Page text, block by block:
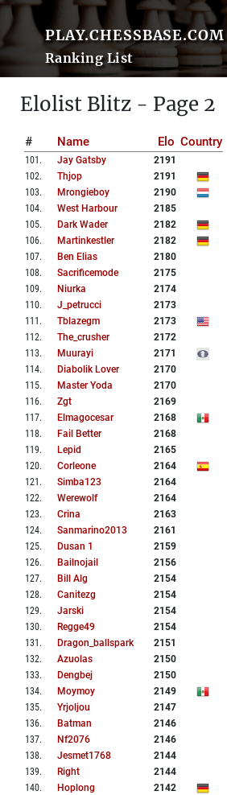
PLAY.CHESSBASE.COM
Ranking List
Elolist Blitz - Page 2
# Name Elo Country
101 . Jay Gatsby
2191
102. Thjop
2191
103. Mrongieboy
2190
104. West Harbour
2185
105. Dark Wader
2182
106. Martinkestler
2182
107. Ben Elias
2180
108. Sacrificemode
2175
109. Niurka
2174
110. J_petrucci
2173
111 . Tblazegm
2173
112. The_crusher
2172
113. Muurayi
2171
114. Diabolik Lover
2170
115. Master Yoda
2170
116. Zgt
2169
117. Elmagocesar
2168
118. Fail Better
2168
119. Lepid
2165
120. Corleone
2164
121 . Simba123
2164
122. Werewolf
2164
123. Crina
2163
124. Sanmarino2013
2161
125. Dusan 1
2159
126. Bailnojail
2156
127. Bill Alg
2154
128. Canitezg
2154
129. Jarski
2154
130. Regge49
2154
131 . Dragon_ballspark
2151
132. Azuolas
2150
133. Dengbej
2150
134. Moymoy
2149
135. Yrjoljou
2147
136. Batman
2146
137. Nf2076
2146
138. Jesmet1768
2144
139. Right
2144
140. Hoplong
2142